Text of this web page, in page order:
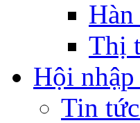
Thị
Hội
Tin